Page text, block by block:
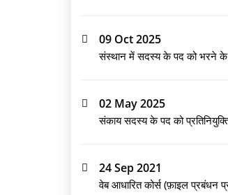
09 Oct 2025
संस्थान में सदस्य के पद को भरने
02 May 2025
संकाय सदस्य के पद को
24 Sep 2021
वेब आधारित कोर्स (फ़ाइल प्रबंधन